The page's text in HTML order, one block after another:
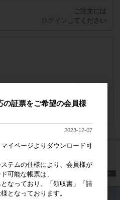
ご注文には
ログイン してください
ご注文には
の証票をご希望の会員様
2023-12-07
イページよりダウンロード可
テムの仕様により、会員様が
可能な帳票は、
なっており、「領収書」「請
となっております。